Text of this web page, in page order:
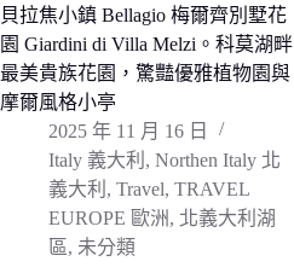
貝拉焦小鎮 Bellagio 梅爾齊別墅花
園 Giardini di Villa Melzi。科莫湖畔
最美貴族花園，驚豔優雅植物園與
摩爾風格小亭
2025 年 11 月 16 日
Italy 義大利 , Northen Italy 北
義大利 , Travel, TRAVEL
EUROPE 歐洲, 北義大利湖
區, 未分類